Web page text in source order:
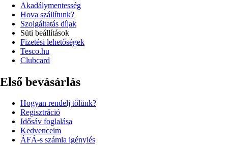
Akadálymentesség
Hova szállítunk?
Szolgáltatás díjak
Süti beállítások
Fizetési lehetőségek
Tesco.hu
Clubcard
Első bevásárlás
Hogyan rendelj tőlünk?
Regisztráció
Idősáv foglalása
Kedvenceim
ÁFÁ-s számla igénylés